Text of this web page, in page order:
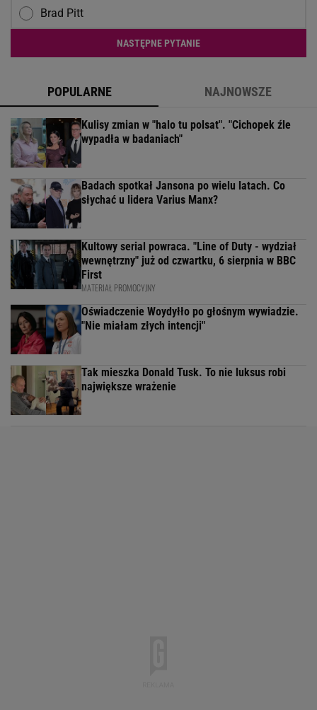
Brad Pitt
NASTĘPNE PYTANIE
POPULARNE NAJNOWSZE
Kulisy zmian w "halo tu polsat". "Cichopek źle
wypadła w badaniach"
Badach spotkał Jansona po wielu latach. Co
słychać u lidera Varius Manx?
Kultowy serial powraca. "Line of Duty - wydział
wewnętrzny" już od czwartku, 6 sierpnia w BBC
First
MATERIAŁ PROMOCYJNY
Oświadczenie Woydyłło po głośnym wywiadzie.
"Nie miałam złych intencji"
Tak mieszka Donald Tusk. To nie luksus robi
największe wrażenie